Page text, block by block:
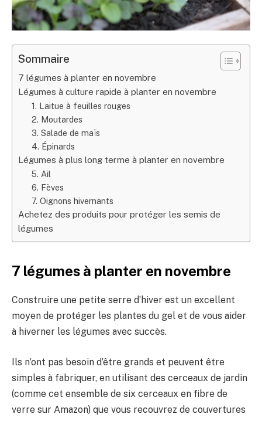
Sommaire
7 légumes à planter en novembre
Légumes à culture rapide à planter en novembre
1. Laitue à feuilles rouges
2. Moutardes
3. Salade de maïs
4. Épinards
Légumes à plus long terme à planter en novembre
5. Ail
6. Fèves
7. Oignons hivernants
Achetez des produits pour protéger les semis de
légumes
7 légumes à planter en novembre
Construire une petite serre d’hiver est un excellent
moyen de protéger les plantes du gel et de vous aider
à hiverner les légumes avec succès.
Ils n’ont pas besoin d’être grands et peuvent être
simples à fabriquer, en utilisant des cerceaux de jardin
(comme cet ensemble de six cerceaux en fibre de
verre sur Amazon) que vous recouvrez de couvertures